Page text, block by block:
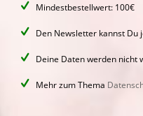
Mindestbestellwert: 100€
Den Newsletter kannst Du
Deine Daten werden nicht
Mehr zum Thema